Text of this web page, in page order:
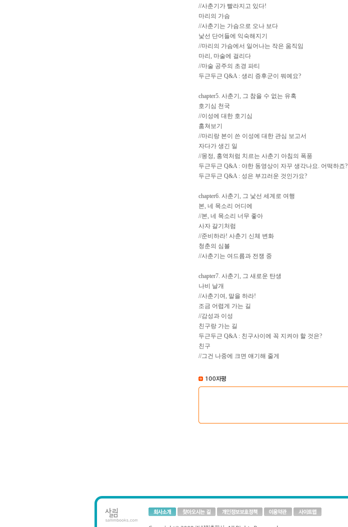
//사춘기가 빨라지고 있다!
마리의 가슴
//사춘기는 가슴으로 오나 보다
낯선 단어들에 익숙해지기
//마리의 가슴에서 일어나는 작은 움직임
마리, 마술에 걸리다
//마술 공주의 초경 파티
두근두근 Q&A : 생리 증후군이 뭐예요?
chapter5. 사춘기, 그 참을 수 없는 유혹
호기심 천국
//이성에 대한 호기심
훔쳐보기
//마리랑 본이 쓴 이성에 대한 관심 보고서
자다가 생긴 일
//몽정, 홍역처럼 치르는 사춘기 아침의 폭풍
두근두근 Q&A : 야한 동영상이 자꾸 생각나요. 어떡하죠?
두근두근 Q&A : 성은 부끄러운 것인가요?
chapter6. 사춘기, 그 낯선 세계로 여행
본, 네 목소리 어디에
//본, 네 목소리 너무 좋아
사자 갈기처럼
//준비하라! 사춘기 신체 변화
청춘의 심볼
//사춘기는 여드름과 전쟁 중
chapter7. 사춘기, 그 새로운 탄생
나비 날개
//사춘기여, 말을 하라!
조금 어렵게 가는 길
//감성과 이성
친구랑 가는 길
두근두근 Q&A : 친구사이에 꼭 지켜야 할 것은?
친구
//그건 나중에 크면 얘기해 줄게